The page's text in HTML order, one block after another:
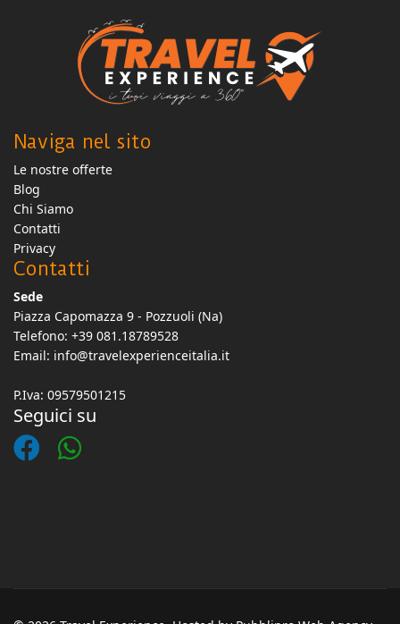
Naviga nel sito
Le nostre offerte
Blog
Chi Siamo
Contatti
Privacy
Contatti
Sede
Piazza Capomazza 9 - Pozzuoli (Na)
Telefono: +39 081.18789528
Email: info@travelexperienceitalia.it
P.Iva: 09579501215
Seguici su